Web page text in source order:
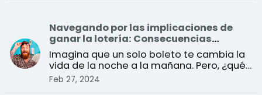
Navegando por las implicaciones de
ganar la lotería: Consecuencias
sociales y económicas
Imagina que un solo boleto te cambia la
vida de la noche a la mañana. Pero, ¿qué
implica exactam ...
Feb 27, 2024